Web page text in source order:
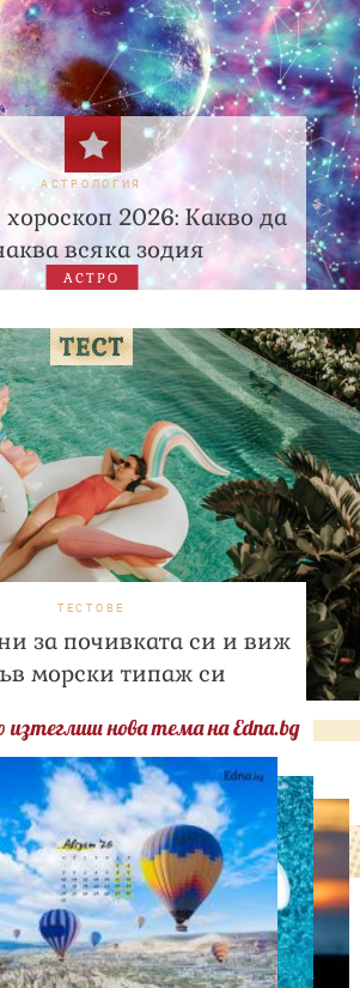
АСТРОЛОГИЯ
2026: Какво да
всяка зодия
АСТРО
ТЕСТОВЕ
за почивката си и виж
морски типаж си
изтеглиш нова тема на Edna.bg
АСТРОЛОГИЯ
Дневен хороскоп за 5
август, сряда